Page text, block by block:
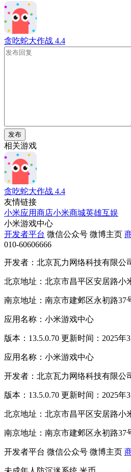
贪吃蛇大作战 4.4
发布
相关游戏
贪吃蛇大作战 4.4
友情链接
小米应用商店小米商城英雄互娱
小米游戏中心
开发者平台 微信公众号 微博主页
010-60606666
开发者：北京瓦力网络科技有限公
北京地址：北京市昌平区安居路小
南京地址：南京市建邺区永初路37
应用名称：小米游戏中心
版本：13.5.0.70 更新时间：2025年3
应用名称：小米游戏中心
开发者：北京瓦力网络科技有限公
版本：13.5.0.70 更新时间：2025年3
北京地址：北京市昌平区安居路小
南京地址：南京市建邺区永初路37
开发者平台 微信公众号 微博主页